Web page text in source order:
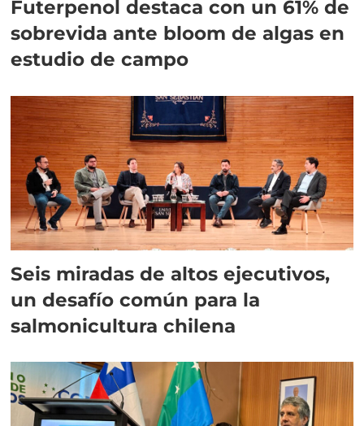
Futerpenol destaca con un 61% de
sobrevida ante bloom de algas en
estudio de campo
Seis miradas de altos ejecutivos,
un desafío común para la
salmonicultura chilena